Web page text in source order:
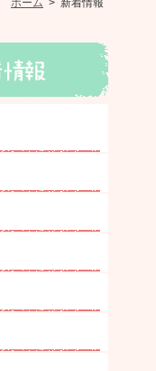
ホーム > 新着情報